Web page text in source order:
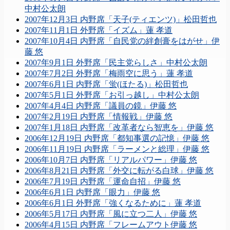
中村公太朗
2007年12月3日 内野席「天子(ティエンツ)」松田哲也
2007年11月1日 外野席「イズム」蓮 孝道
2007年10月4日 内野席「自民党の絆創膏をはがせ」伊
藤 悠
2007年9月1日 外野席「民主党らしさ」中村公太朗
2007年7月2日 外野席「梅雨空に思う」蓮 孝道
2007年6月1日 内野席「蛍(ほたる)」松田哲也
2007年5月1日 外野席「お引っ越し」中村公太朗
2007年4月4日 内野席「議員の鏡」伊藤 悠
2007年2月19日 内野席「情報戦」伊藤 悠
2007年1月18日 内野席「改革者なら智恵を」伊藤 悠
2006年12月19日 内野席「都知事選の記憶」伊藤 悠
2006年11月19日 内野席「ラーメンと総理」伊藤 悠
2006年10月7日 内野席「リアルパワー」伊藤 悠
2006年8月21日 内野席「外交に転がる白球」伊藤 悠
2006年7月19日 内野席「運命自招」伊藤 悠
2006年6月1日 内野席「眼力」伊藤 悠
2006年6月1日 外野席「強くなるために」蓮 孝道
2006年5月17日 内野席「風に立つ二人」伊藤 悠
2006年4月15日 内野席「フレームアウト伊藤 悠